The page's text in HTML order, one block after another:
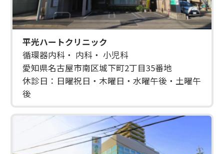
平光ハートクリニック
循環器内科・ 内科・ 小児科
愛知県名古屋市南区城下町2丁目35番地
休診日：日曜祝日・木曜日・水曜午後・土曜午
後